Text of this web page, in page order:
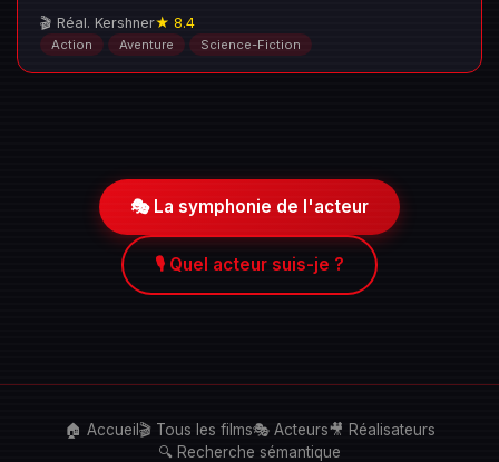
🎬 Réal. Kershner★ 8.4
Action Aventure Science-Fiction
🎭 La symphonie de l'acteur
🎙️ Quel acteur suis-je ?
🏠 Accueil 🎬 Tous les films🎭 Acteurs🎥 Réalisateurs
🔍 Recherche sémantique